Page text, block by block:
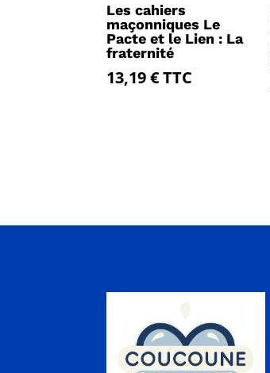
Les cahiers
maçonniques Le
Pacte et le Lien : La
fraternité
13,19€ TTC